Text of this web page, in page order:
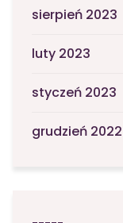
sierpień 2023
luty 2023
styczeń 2023
grudzień 2022